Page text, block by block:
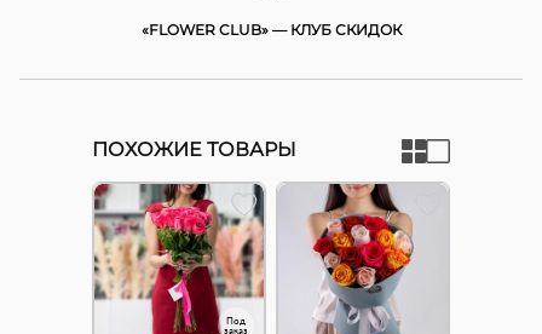
«FLOWER CLUB» — КЛУБ СКИДОК
ПОХОЖИЕ ТОВАРЫ
Под
заказ